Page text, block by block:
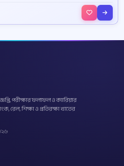
পরীক্ষার ফলাফল ও ক্যারিয়ার
রেল, শিক্ষা ও প্রতিরক্ষা খাতের